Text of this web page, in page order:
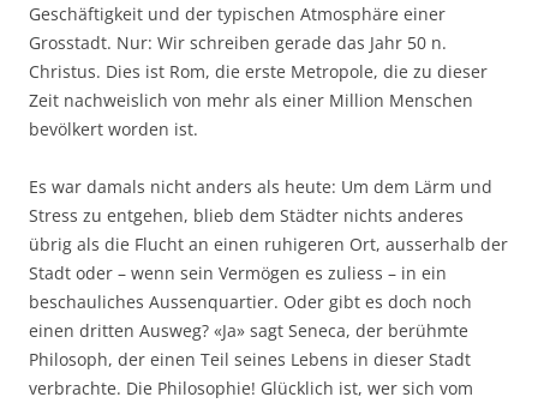
Geschäftigkeit und der typischen Atmosphäre einer
Grosstadt. Nur: Wir schreiben gerade das Jahr 50 n.
Christus. Dies ist Rom, die erste Metropole, die zu dieser
Zeit nachweislich von mehr als einer Million Menschen
bevölkert worden ist.
Es war damals nicht anders als heute: Um dem Lärm und
Stress zu entgehen, blieb dem Städter nichts anderes
übrig als die Flucht an einen ruhigeren Ort, ausserhalb der
Stadt oder – wenn sein Vermögen es zuliess – in ein
beschauliches Aussenquartier. Oder gibt es doch noch
einen dritten Ausweg? «Ja» sagt Seneca, der berühmte
Philosoph, der einen Teil seines Lebens in dieser Stadt
verbrachte. Die Philosophie! Glücklich ist, wer sich vom